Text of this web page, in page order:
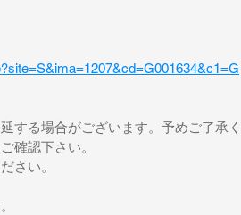
る場合がございます。予めご了承く
確認下さい。
さい。